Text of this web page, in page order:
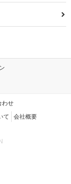
わせ
て 会社概要